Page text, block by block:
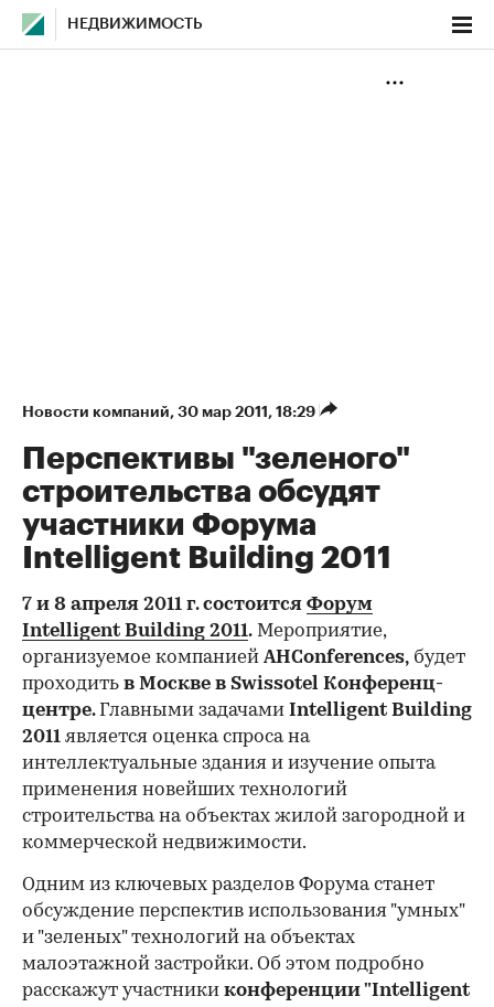
НЕДВИЖИМОСТЬ
Новости компаний⁠, 30 мар 2011, 18:29
Перспективы "зеленого"
строительства обсудят
участники Форума
Intelligent Building 2011
7 и 8 апреля 2011 г. состоится Форум
Intelligent Building 2011. Мероприятие,
организуемое компанией AHConferences, будет
проходить в Москве в Swissotel Конференц-
центре. Главными задачами Intelligent Building
2011 является оценка спроса на
интеллектуальные здания и изучение опыта
применения новейших технологий
строительства на объектах жилой загородной и
коммерческой недвижимости.
Одним из ключевых разделов Форума станет
обсуждение перспектив использования "умных"
и "зеленых" технологий на объектах
малоэтажной застройки. Об этом подробно
расскажут участники конференции "Intelligent